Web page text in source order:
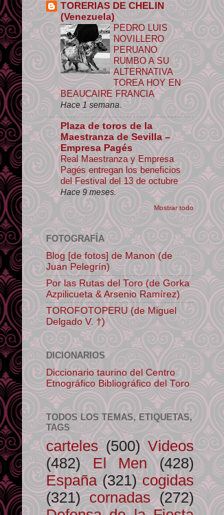
TORERIAS DE CHELIN
(Venezuela)
PEDRO LUIS
NOVILLERO
PERUANO
RUMBO A SU
ALTERNATIVA
TOREA HOY EN
BEAUCAIRE FRANCIA
Hace 1 semana.
Plaza de toros de la
Maestranza de Sevilla –
Empresa Pagés
Real Maestranza y Empresa
Pagés entregan los beneficios
del Festival del 13 de octubre
Hace 9 meses.
Mostrar todo
FOTOGRAFÍA
Blog [de fotos] de Manon (de
Juan Pelegrín)
Por las Rutas del Toro (de Gorka
Azpilicueta & Arsenio Ramírez)
TOROFOTOPERU (de Miguel
Delgado V. †)
DICIONARIOS
Diccionario taurino del Centro
Etnográfico Bibliográfico del Toro
TODOS LOS TEMAS, ETIQUETAS,
TAGS
carteles (500) Videos
(482)
El Men
(428)
España (321) cogidas
(321) cornadas (272)